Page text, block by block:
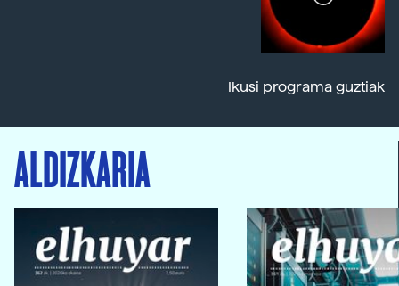
Ikusi programa guztiak
ALDIZKARIA